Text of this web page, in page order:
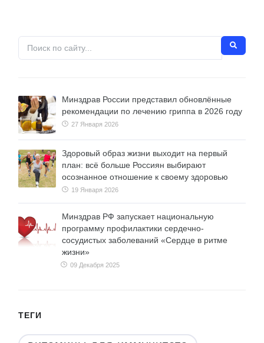
Минздрав России представил обновлённые
рекомендации по лечению гриппа в 2026 году
27 Января 2026
Здоровый образ жизни выходит на первый
план: всё больше Россиян выбирают
осознанное отношение к своему здоровью
19 Января 2026
Минздрав РФ запускает национальную
программу профилактики сердечно-
сосудистых заболеваний «Сердце в ритме
жизни»
09 Декабря 2025
ТЕГИ